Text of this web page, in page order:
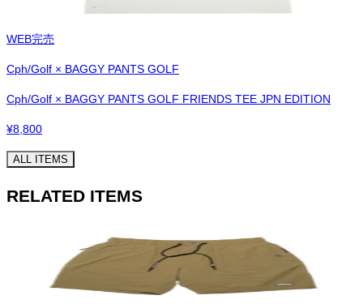
WEB完売
Cph/Golf × BAGGY PANTS GOLF
Cph/Golf × BAGGY PANTS GOLF FRIENDS TEE JPN EDITION
¥8,800
ALL ITEMS
RELATED ITEMS